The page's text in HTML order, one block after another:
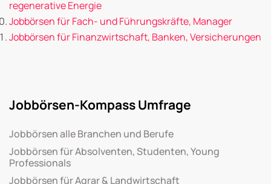
regenerative Energie
Jobbörsen für Fach- und Führungskräfte, Manager
Jobbörsen für Finanzwirtschaft, Banken, Versicherungen
Jobbörsen-Kompass Umfrage
Jobbörsen alle Branchen und Berufe
Jobbörsen für Absolventen, Studenten, Young
Professionals
Jobbörsen für Agrar & Landwirtschaft